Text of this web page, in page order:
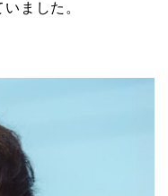
ました。